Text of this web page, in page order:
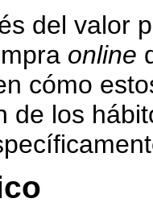
del valor
online
cómo
de los